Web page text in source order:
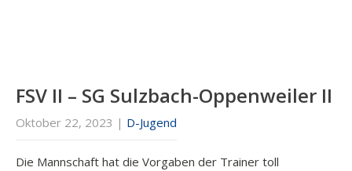
FSV II – SG Sulzbach-Oppenweiler II
Oktober 22, 2023 | D-Jugend
Die Mannschaft hat die Vorgaben der Trainer toll